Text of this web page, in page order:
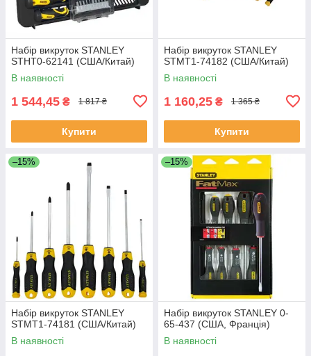
Набір викруток STANLEY
STHT0-62141 (США/Китай)
В наявності
1 544,45 ₴ 1 817 ₴
Купити
Набір викруток STANLEY
STMT1-74182 (США/Китай)
В наявності
1 160,25 ₴ 1 365 ₴
Купити
–15%
Набір викруток STANLEY
STMT1-74181 (США/Китай)
В наявності
–15%
Набір викруток STANLEY 0-
65-437 (США, Франція)
В наявності